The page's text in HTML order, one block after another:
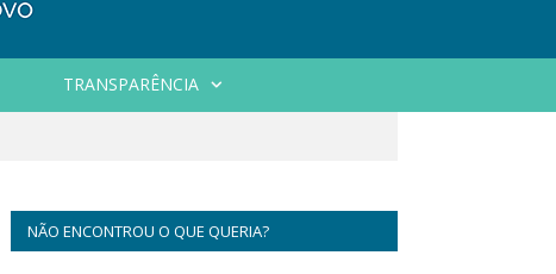
TRANSPARÊNCIA
NÃO ENCONTROU O QUE QUERIA?